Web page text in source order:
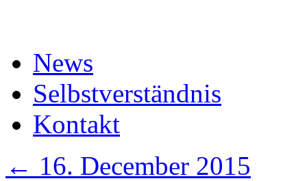
News
Selbstverständnis
Kontakt
← 16. December 2015